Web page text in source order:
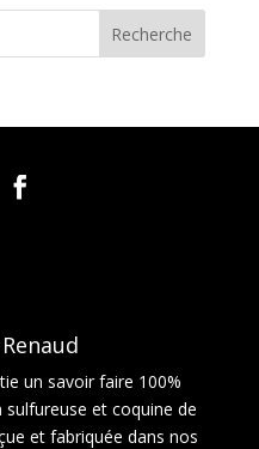
Recherche
un savoir faire 100%
et coquine de
et fabriquée dans nos